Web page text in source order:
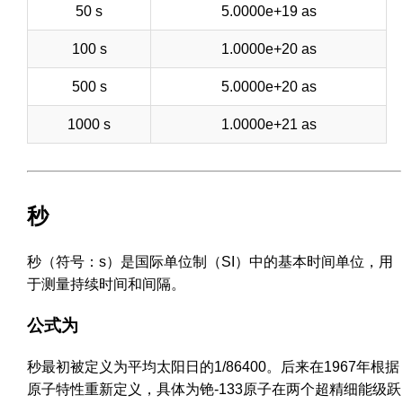
50 s 5.0000e+19 as
100 s 1.0000e+20 as
500 s 5.0000e+20 as
1000 s 1.0000e+21 as
秒
秒（符号：s）是国际单位制（SI）中的基本时间单位，用
于测量持续时间和间隔。
公式为
秒最初被定义为平均太阳日的1/86400。后来在1967年根据
原子特性重新定义，具体为铯-133原子在两个超精细能级跃